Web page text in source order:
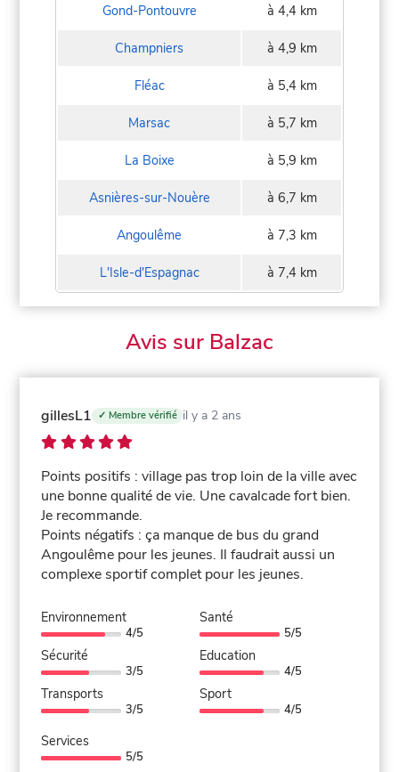
Gond-Pontouvre à 4,4 km
Champniers à 4,9 km
Fléac à 5,4 km
Marsac à 5,7 km
La Boixe à 5,9 km
Asnières-sur-Nouère à 6,7 km
Angoulême à 7,3 km
L'Isle-d'Espagnac à 7,4 km
Avis sur Balzac
gillesL1 ✓ Membre vérifié il y a 2 ans
Points positifs : village pas trop loin de la ville avec
une bonne qualité de vie. Une cavalcade fort bien.
Je recommande.
Points négatifs : ça manque de bus du grand
Angoulême pour les jeunes. Il faudrait aussi un
complexe sportif complet pour les jeunes.
Environnement
4/5
Sécurité
3/5
Transports
3/5
Santé
5/5
Education
4/5
Sport
4/5
Services
5/5